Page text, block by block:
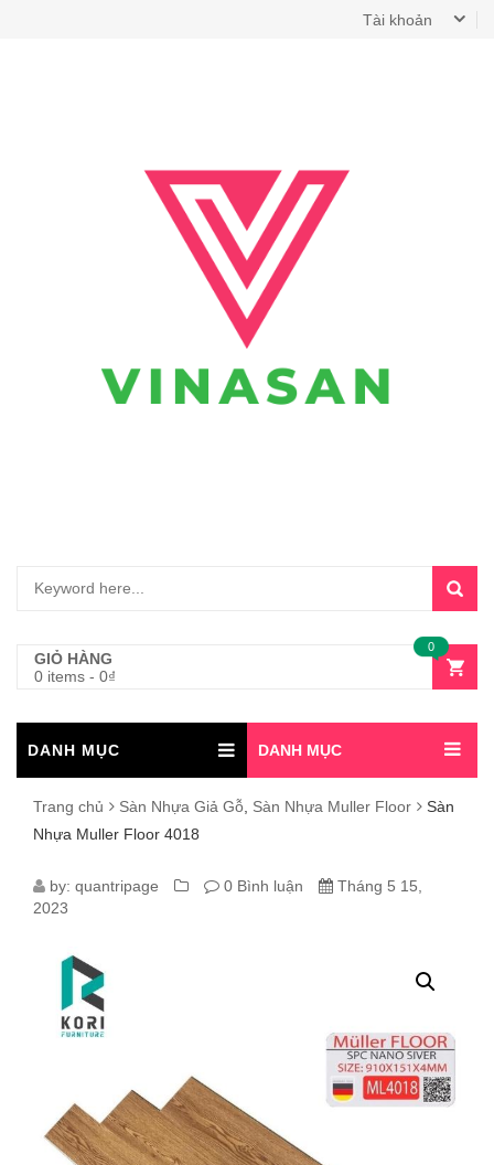
Tài khoản
GIỎ HÀNG
0 items - 0₫
0
DANH MỤC DANH MỤC
Trang chủ Sàn Nhựa Giả Gỗ Sàn Nhựa Muller Floor
Sàn
Nhựa Muller Floor 4018
SÀN
MULLER
FLOOR
by: quantripage 0 Bình luận
Tháng 5 15,
2023